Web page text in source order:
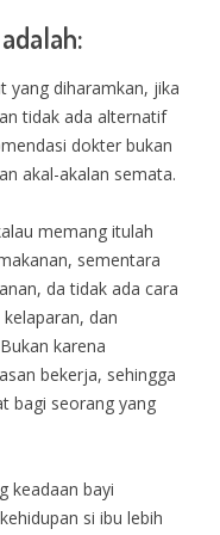
yang diharamkan, jika
tidak ada alternatif
dokter bukan
akal-akalan semata.
memang itulah
sementara
da tidak ada cara
dan
karena
bekerja, sehingga
bagi seorang yang
keadaan bayi
si ibu lebih